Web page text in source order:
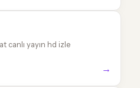
canlı yayın hd izle
→